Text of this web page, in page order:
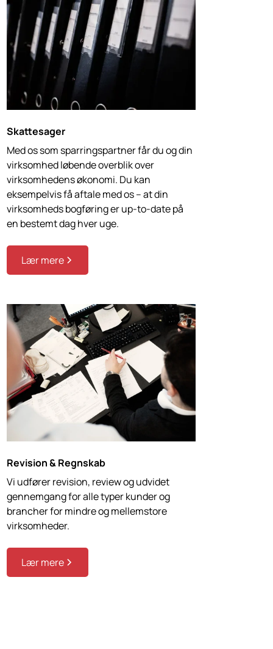
Skattesager
Med os som sparringspartner får du og din
virksomhed løbende overblik over
virksomhedens økonomi. Du kan
eksempelvis få aftale med os – at din
virksomheds bogføring er up-to-date på
en bestemt dag hver uge.
Lær mere
Revision & Regnskab
Vi udfører revision, review og udvidet
gennemgang for alle typer kunder og
brancher for mindre og mellemstore
virksomheder.
Lær mere